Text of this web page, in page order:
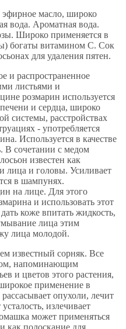
эфирное масло, широко
вода. Ароматная вода.
Широко применяется в
богаты витамином С. Сок
для удаления пятен.
и распространенное
листьями и
розмарин используется
и сердца, широко
системы, расстройствах
- употребляется
Используется в качестве
В сочетании с медом
известен как
лица и головы. Усиливает
в шампунях.
на лице. Для этого
и использовать этот
коже впитать жидкость,
лица этим
лица молодой.
известный сорняк. Все
напоминающим
и цветов этого растения,
применение в
опухоли, лечит
излечивает
может применяться